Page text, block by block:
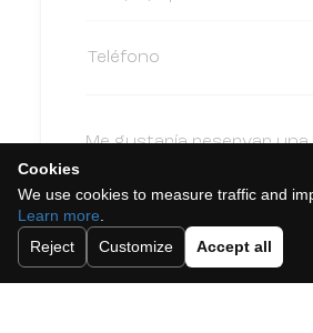
Cookies
We use cookies to measure traffic and
Learn more
Reject
Customize Accept all